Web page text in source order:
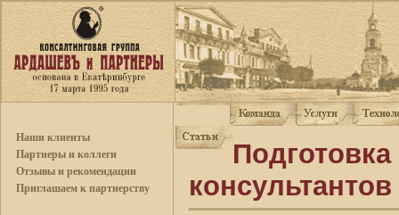
Наши клиенты
Партнеры и коллеги
Отзывы и рекомендации
Приглашаем к партнерству
консультантов